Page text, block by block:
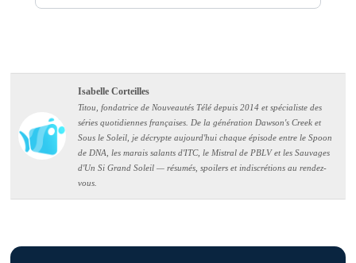
Isabelle Corteilles
Titou, fondatrice de Nouveautés Télé depuis 2014 et spécialiste des
séries quotidiennes françaises. De la génération Dawson's Creek et
Sous le Soleil, je décrypte aujourd'hui chaque épisode entre le Spoon
de DNA, les marais salants d'ITC, le Mistral de PBLV et les Sauvages
d'Un Si Grand Soleil — résumés, spoilers et indiscrétions au rendez-
vous.